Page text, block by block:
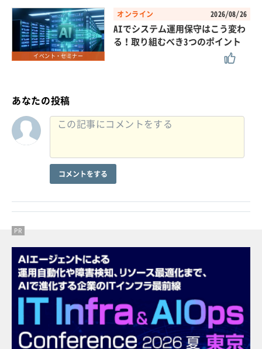
イベント・セミナー
オンライン 2026/08/26
AIでシステム運用保守はこう変わ
る！取り組むべき3つのポイント
あなたの投稿
コメントをする
PR
PR
PR